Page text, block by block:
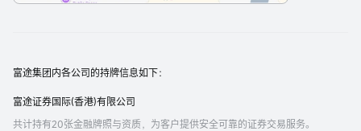
富途集团内各公司的持牌信息如下：
富途证券国际(香港)有限公司
共计持有20张金融牌照与资质，为客户提供安全可靠的证券交易服务。